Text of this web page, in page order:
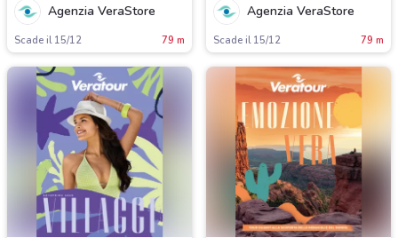
Agenzia VeraStore
Scade il 15/12 79 m
Agenzia VeraStore
Scade il 15/12 79 m